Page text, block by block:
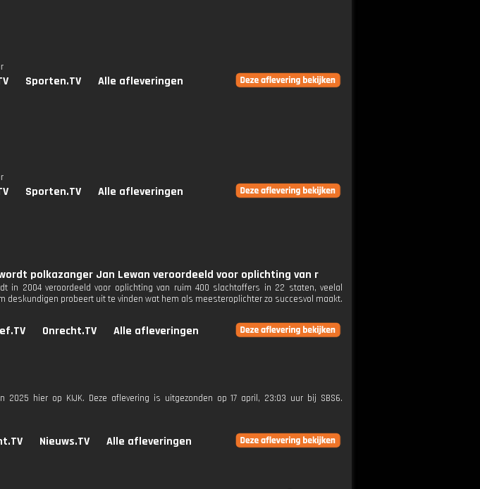
Sporten.TV Alle afleveringen
Sporten.TV Alle afleveringen
polkazanger Jan Lewan veroordeeld voor oplichting van r
in 2004 veroordeeld voor oplichting van ruim 400 slachtoffers in 22 staten, veelal
deskundigen probeert uit te vinden wat hem als meesteroplichter zo succesvol maakt.
Onrecht.TV Alle afleveringen
2025 hier op KIJK. Deze aflevering is uitgezonden op 17 april, 23:03 uur bij SBS6.
Nieuws.TV Alle afleveringen